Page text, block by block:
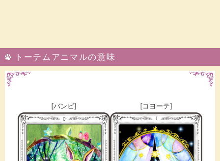
トーテムアニマルの意味
[バンビ] [コヨーテ]